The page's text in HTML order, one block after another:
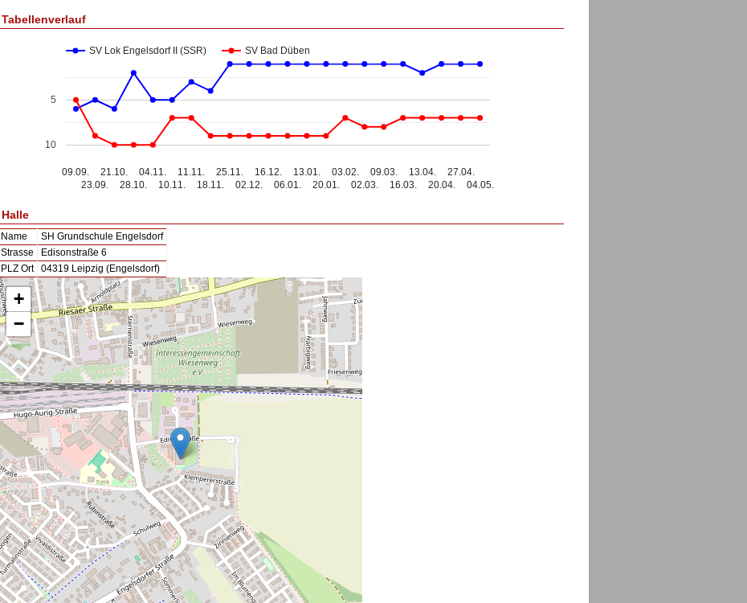
Tabellenverlauf
SV Lok Engelsdorf II (SSR) SV Bad Düben
09.09.
23.09.
21.10.
28.10.
04.11.
10.11.
11.11.
18.11.
25.11.
02.12.
16.12.
06.01.
13.01.
20.01.
03.02.
02.03.
09.03.
16.03.
13.04.
20.04.
27.04.
04.05.
5
10
Halle
Name
SH Grundschule Engelsdorf
Strasse
Edisonstraße 6
PLZ Ort
04319 Leipzig (Engelsdorf)
+
−